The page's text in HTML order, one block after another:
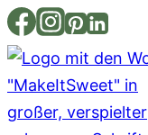
Zum
Inhalt
springen